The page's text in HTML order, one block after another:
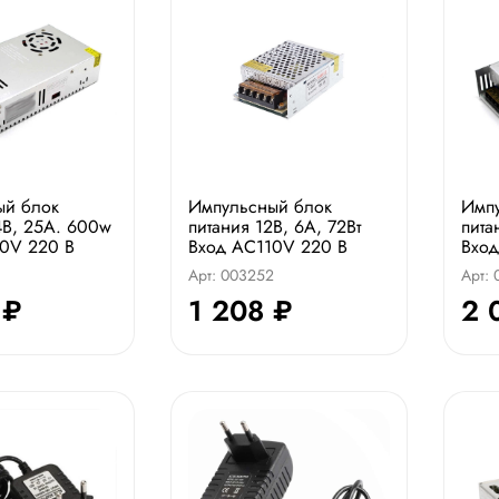
блок
25А. 600w
220 В
Импульсный блок
питания 12В, 6А, 72Вт
Вход AC110V 220 В
Арт: 003252
1 208 ₽
Арт:
2